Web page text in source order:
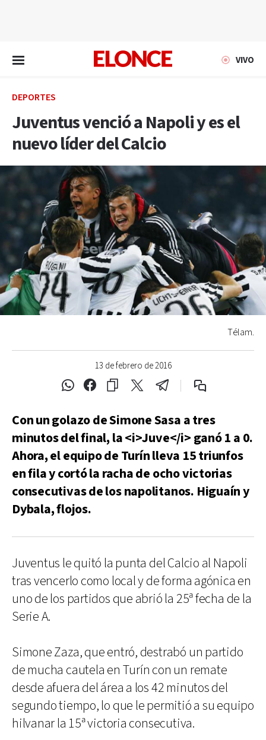
VIVO
DEPORTES
Juventus venció a Napoli y es el
nuevo líder del Calcio
13 de febrero de 2016
Télam.
Con un golazo de Simone Sasa a tres
minutos del final, la <i>Juve</i> ganó 1 a 0.
Ahora, el equipo de Turín lleva 15 triunfos
en fila y cortó la racha de ocho victorias
consecutivas de los napolitanos. Higuaín y
Dybala, flojos.
Juventus le quitó la punta del Calcio al Napoli
tras vencerlo como local y de forma agónica en
uno de los partidos que abrió la 25ª fecha de la
Serie A.
Simone Zaza, que entró, destrabó un partido
de mucha cautela en Turín con un remate
desde afuera del área a los 42 minutos del
segundo tiempo, lo que le permitió a su equipo
hilvanar la 15ª victoria consecutiva.